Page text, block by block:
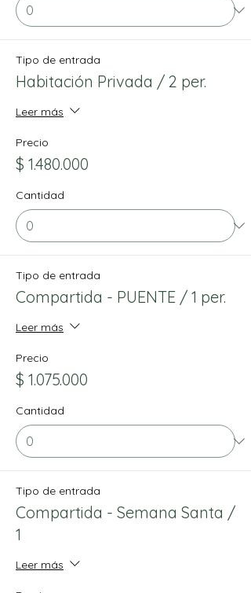
Tipo de entrada
Habitación Privada / 2 per.
Leer más
Precio
$ 1.480.000
Cantidad
Tipo de entrada
Compartida - PUENTE / 1 per.
Leer más
Precio
$ 1.075.000
Cantidad
Tipo de entrada
Compartida - Semana Santa /
1
Leer más